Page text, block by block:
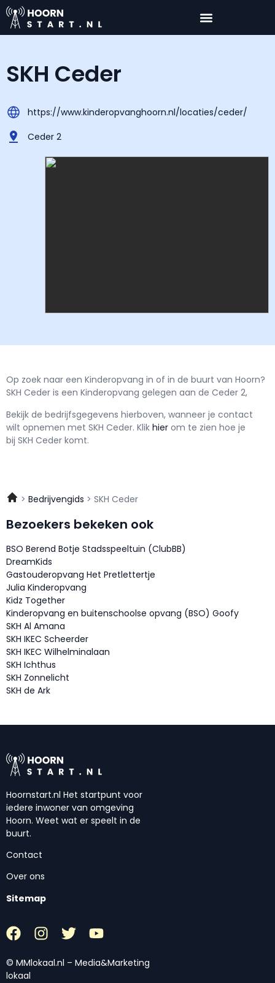
SKH Ceder
https://www.kinderopvanghoorn.nl/locaties/ceder/
Ceder 2
Op zoek naar een Kinderopvang in of in de buurt van Hoorn?
SKH Ceder is een Kinderopvang gelegen aan de Ceder 2,
Bekijk de bedrijfsgegevens hierboven, wanneer je contact
wilt opnemen met SKH Ceder. Klik hier om te zien hoe je
bij SKH Ceder komt.
Bedrijvengids SKH Ceder
Bezoekers bekeken ook
BSO Berend Botje Stadsspeeltuin (ClubBB)
DreamKids
Gastouderopvang Het Pretlettertje
Julia Kinderopvang
Kidz Together
Kinderopvang en buitenschoolse opvang (BSO) Goofy
SKH Al Amana
SKH IKEC Scheerder
SKH IKEC Wilhelminalaan
SKH Ichthus
SKH Zonnelicht
SKH de Ark
Hoornstart.nl Het startpunt voor
iedere inwoner van omgeving
Hoorn. Weet wat er speelt in de
buurt.
Contact
Over ons
Sitemap
© MMlokaal.nl – Media&Marketing
lokaal